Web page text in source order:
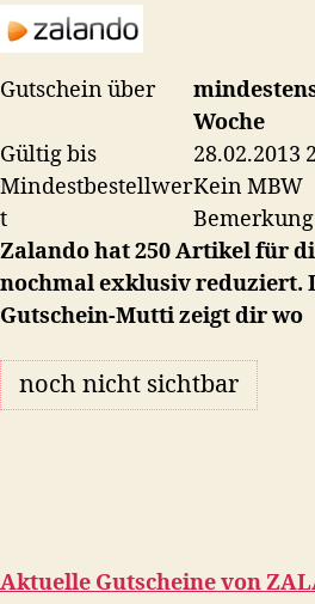
Gutschein über
Woche
Gültig bis
28.02.2013
Mindestbestellwer
t
Kein MBW
Bemerkung
Zalando hat 250 Artikel für
nochmal exklusiv reduziert.
Gutschein-Mutti zeigt dir wo
noch nicht sichtbar
Aktuelle Gutscheine von